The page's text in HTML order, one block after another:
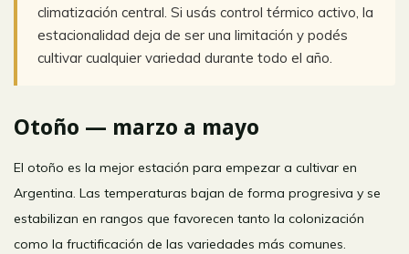
climatización central. Si usás control térmico activo, la
estacionalidad deja de ser una limitación y podés
cultivar cualquier variedad durante todo el año.
Otoño — marzo a mayo
El otoño es la mejor estación para empezar a cultivar en
Argentina. Las temperaturas bajan de forma progresiva y se
estabilizan en rangos que favorecen tanto la colonización
como la fructificación de las variedades más comunes.